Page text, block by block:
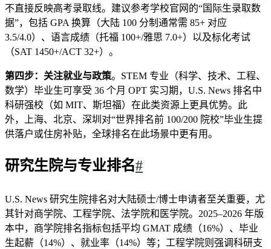
不直接反映高考录取线。建议参考学校官网的“国际生录取数
据”，包括 GPA 换算（大陆 100 分制通常需 85+ 对应
3.5/4.0）、语言成绩（托福 100+/雅思 7.0+）以及标化考试
（SAT 1450+/ACT 32+）。
第四步：关注就业与政策。STEM 专业（科学、技术、工程、
数学）毕业生可享受 36 个月 OPT 实习期，U.S. News 排名中
科研强校（如 MIT、斯坦福）在此类资源上更具优势。此
外，上海、北京、深圳对“世界排名前 100/200 院校”毕业生提
供落户或住房补贴，全球排名在此场景中更有用。
研究生院与专业排名#
U.S. News 研究生院排名对大陆硕士/博士申请者至关重要，尤
其针对商学院、工程学院、法学院和医学院。2025–2026 年版
本中，商学院排名指标包括平均 GMAT 成绩（16%）、毕业
生起薪（14%）、就业率（14%）等；工程学院则强调科研支